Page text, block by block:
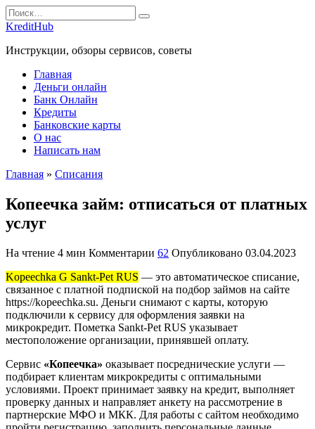
Перейти
к
Search
for:
KreditHub
Инструкции, обзоры сервисов, советы
Главная
Деньги онлайн
Банк Онлайн
Кредиты
Банковские карты
О нас
Написать нам
Главная » Списания
Копеечка займ: отписаться от платных
услуг
На чтение 4 мин Комментарии 62 Опубликовано 03.04.2023
Kopeechka G Sankt-Pet RUS — это автоматическое списание,
связанное с платной подпиской на подбор займов на сайте
https://kopeechka.su. Деньги снимают с карты, которую
подключили к сервису для оформления заявки на
микрокредит. Пометка Sankt-Pet RUS указывает
местоположение организации, принявшей оплату.
Сервис «Копеечка» оказывает посреднические услуги —
подбирает клиентам микрокредиты с оптимальными
условиями. Проект принимает заявку на кредит, выполняет
проверку данных и направляет анкету на рассмотрение в
партнерские МФО и МКК. Для работы с сайтом необходимо